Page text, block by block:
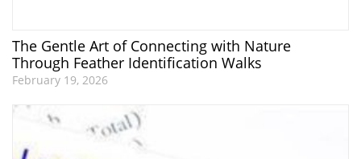
The Gentle Art of Connecting with Nature
Through Feather Identification Walks
February 19, 2026